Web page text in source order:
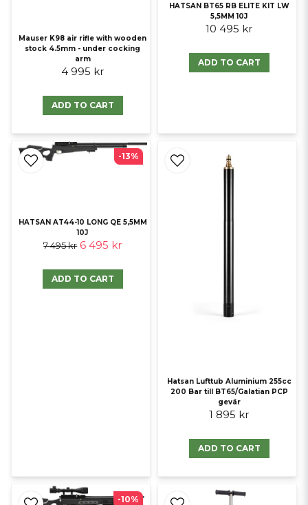
Mauser K98 air rifle with wooden
stock 4.5mm - under cocking
arm
4 995 kr
ADD TO CART
HATSAN BT65 RB ELITE KIT LW
5,5MM 10J
10 495 kr
ADD TO CART
HATSAN AT44-10 LONG QE 5,5MM
10J
7 495 kr 6 495 kr
ADD TO CART
-13%
Hatsan Lufttub Aluminium 255cc
200 Bar till BT65/Galatian PCP
gevär
1 895 kr
ADD TO CART
-10%